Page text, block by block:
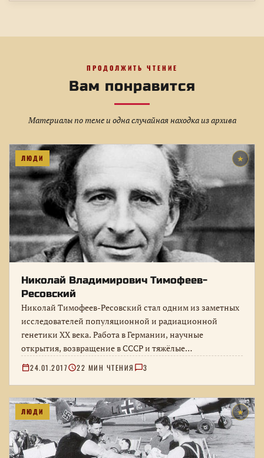
ПРОДОЛЖИТЬ ЧТЕНИЕ
Вам понравится
Материалы по теме и одна случайная находка из архива
ЛЮДИ ★
Николай Владимирович Тимофеев-
Ресовский
Николай Тимофеев-Ресовский стал одним из заметных
исследователей популяционной и радиационной
генетики XX века. Работа в Германии, научные
открытия, возвращение в СССР и тяжёлые
политические обстоятельства…
24.01.2017 22 МИН ЧТЕНИЯ 3
ЛЮДИ ★